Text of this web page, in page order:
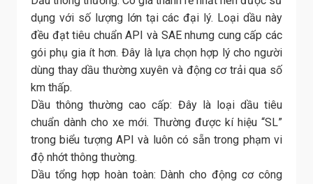
dụng với số lượng lớn tại các đại lý. Loại dầu này
đều đạt tiêu chuẩn API và SAE nhưng cung cấp các
gói phụ gia ít hơn. Đây là lựa chọn hợp lý cho người
dùng thay dầu thường xuyên và động cơ trải qua số
km thấp.
Dầu thông thường cao cấp: Đây là loại dầu tiêu
chuẩn dành cho xe mới. Thường được kí hiệu “SL”
trong biểu tượng API và luôn có sẵn trong phạm vi
độ nhớt thông thường.
Dầu tổng hợp hoàn toàn: Dành cho động cơ công